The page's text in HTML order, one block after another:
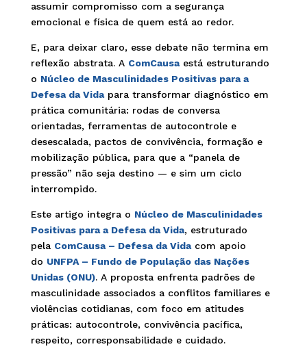
assumir compromisso com a segurança
emocional e física de quem está ao redor.
E, para deixar claro, esse debate não termina em
reflexão abstrata. A ComCausaestá estruturando
o Núcleo de Masculinidades Positivas para a
Defesa da Vidapara transformar diagnóstico em
prática comunitária: rodas de conversa
orientadas, ferramentas de autocontrole e
desescalada, pactos de convivência, formação e
mobilização pública, para que a “panela de
pressão” não seja destino — e sim um ciclo
interrompido.
Este artigo integra o Núcleo de Masculinidades
Positivas para a Defesa da Vida, estruturado
pela ComCausa – Defesa da Vidacom apoio
do UNFPA – Fundo de População das Nações
Unidas (ONU). A proposta enfrenta padrões de
masculinidade associados a conflitos familiares e
violências cotidianas, com foco em atitudes
práticas: autocontrole, convivência pacífica,
respeito, corresponsabilidade e cuidado.